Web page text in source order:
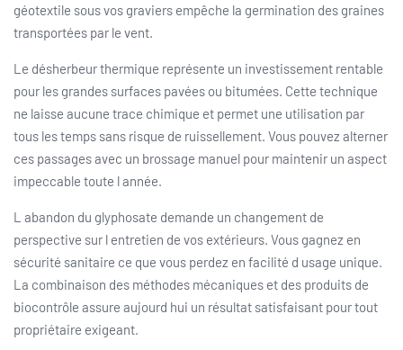
géotextile sous vos graviers empêche la germination des graines
transportées par le vent.
Le désherbeur thermique représente un investissement rentable
pour les grandes surfaces pavées ou bitumées. Cette technique
ne laisse aucune trace chimique et permet une utilisation par
tous les temps sans risque de ruissellement. Vous pouvez alterner
ces passages avec un brossage manuel pour maintenir un aspect
impeccable toute l année.
L abandon du glyphosate demande un changement de
perspective sur l entretien de vos extérieurs. Vous gagnez en
sécurité sanitaire ce que vous perdez en facilité d usage unique.
La combinaison des méthodes mécaniques et des produits de
biocontrôle assure aujourd hui un résultat satisfaisant pour tout
propriétaire exigeant.